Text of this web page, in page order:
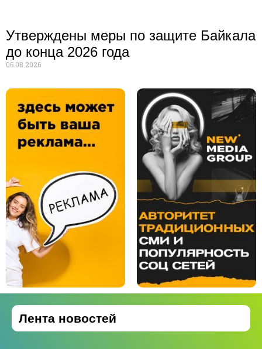
Утверждены меры по защите Байкала
до конца 2026 года
06.08.2026
Лента новостей